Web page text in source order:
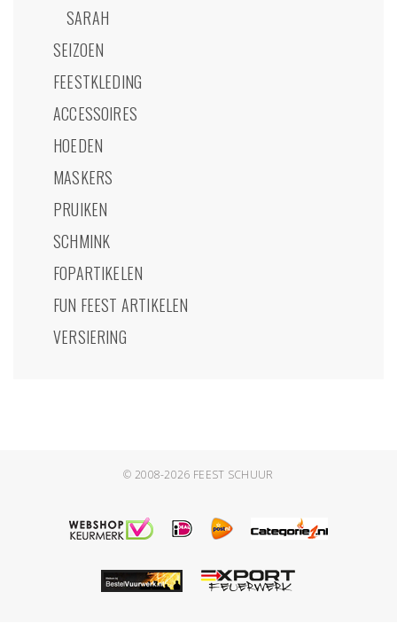
SARAH
SEIZOEN
FEESTKLEDING
ACCESSOIRES
HOEDEN
MASKERS
PRUIKEN
SCHMINK
FOPARTIKELEN
FUN FEEST ARTIKELEN
VERSIERING
© 2008-2026 FEEST SCHUUR